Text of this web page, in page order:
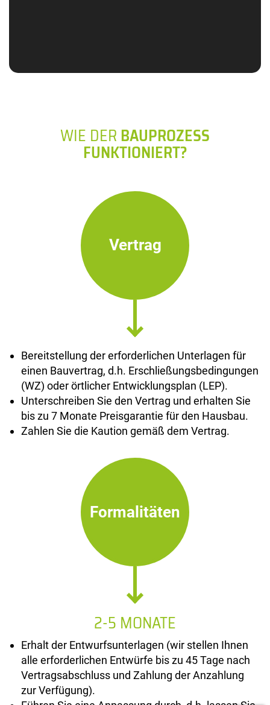
WIE DERBAUPROZESS
FUNKTIONIERT?
Vertrag
Bereitstellung der erforderlichen Unterlagen für
einen Bauvertrag, d.h. Erschließungsbedingungen
(WZ) oder örtlicher Entwicklungsplan (LEP).
Unterschreiben Sie den Vertrag und erhalten Sie
bis zu 7 Monate Preisgarantie für den Hausbau.
Zahlen Sie die Kaution gemäß dem Vertrag.
Formalitäten
2-5 MONATE
Erhalt der Entwurfsunterlagen (wir stellen Ihnen
alle erforderlichen Entwürfe bis zu 45 Tage nach
Vertragsabschluss und Zahlung der Anzahlung
zur Verfügung).